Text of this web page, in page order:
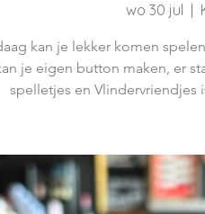
wo 30 jul
kan je lekker komen
je eigen button maken, er
spelletjes en